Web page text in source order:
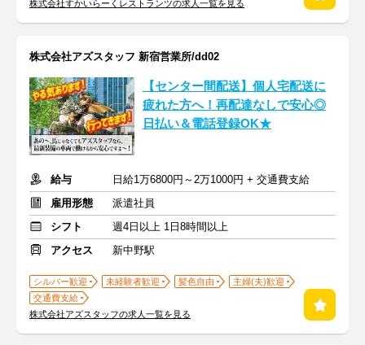
株式会社すかいらーくレストランツの求人一覧を見る
株式会社アズスタッフ 新宿営業所/dd02
【センター間配送】個人宅配送に
疲れた方へ！再配達なしで安心◎
日払い＆電話登録OK★
給与
日給1万6800円～2万1000円 + 交通費支給
雇用形態
派遣社員
シフト
週4日以上 1日8時間以上
アクセス
新中野駅
シルバー歓迎 未経験者歓迎 髪色自由
主婦(夫)歓迎
交通費支給
株式会社アズスタッフの求人一覧を見る